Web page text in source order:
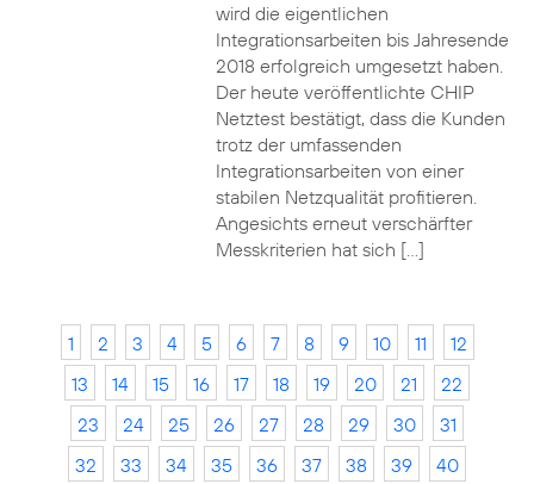
wird die eigentlichen
Integrationsarbeiten bis Jahresende
2018 erfolgreich umgesetzt haben.
Der heute veröffentlichte CHIP
Netztest bestätigt, dass die Kunden
trotz der umfassenden
Integrationsarbeiten von einer
stabilen Netzqualität profitieren.
Angesichts erneut verschärfter
Messkriterien hat sich […]
1 2 3 4 5 6 7 8 9 10 11
12
13
14 15 16 17 18 19 20 21
22
23
24 25 26 27 28 29 30
31
32
33 34 35 36 37 38 39
40